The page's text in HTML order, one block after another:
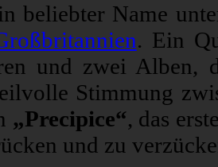
beliebter Name
. Ein
und zwei Alben,
Stimmung
„Precipice“, das
und zu